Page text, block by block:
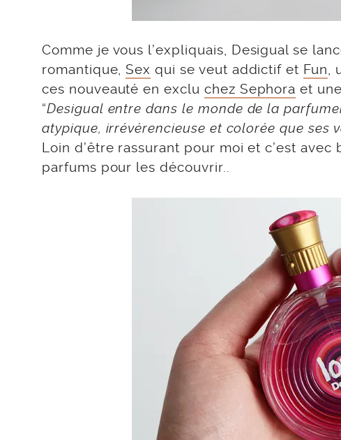
Comme je vous l’expliquais, Desigual se
romantique,Sex qui se veut addictif et Fun,
ces nouveauté en exclu chez Sephora et
“Desigual entre dans le monde de la
atypique, irrévérencieuse et colorée que ses
Loin d’être rassurant pour moi et c’est
parfums pour les découvrir..